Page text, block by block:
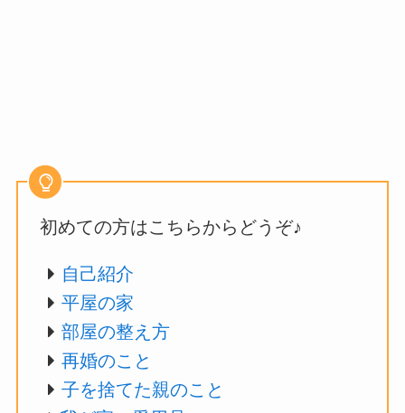
初めての方はこちらからどうぞ♪
自己紹介
平屋の家
部屋の整え方
再婚のこと
子を捨てた親のこと